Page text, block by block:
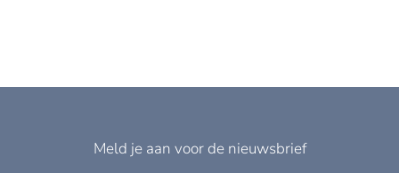
Meld je aan voor de nieuwsbrief